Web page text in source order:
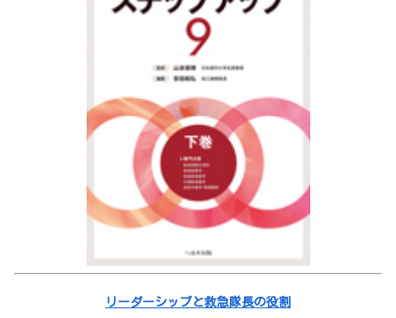
リーダーシップと救急隊長の役割